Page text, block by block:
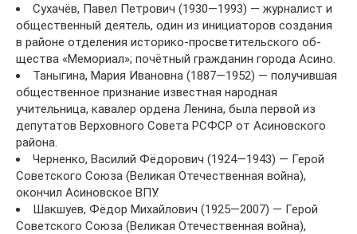
Сухачёв, Павел Петрович (1930—1993) — журналист и
общественный деятель, один из инициаторов создания
в районе отделения истори­ко-просветительского об­
щества «Мемориал»; почётный гражданин города Асино.
Таныгина, Мария Ивановна (1887—1952) — получившая
общественное признание известная народная
учительница, кавалер ордена Ленина, была первой из
депутатов Верховного Совета РСФСР от Асиновского
района.
Черненко, Василий Фёдорович (1924—1943) — Герой
Советского Союза (Великая Отечественная война),
окончил Асиновское ВПУ.
Шакшуев, Фёдор Михайлович (1925—2007) — Герой
Советского Союза (Великая Отечественная война),